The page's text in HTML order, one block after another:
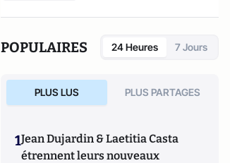
POPULAIRES 24 Heures 7 Jours
PLUS LUS PLUS PARTAGES
1Jean Dujardin & Laetitia Casta
étrennent leurs nouveaux